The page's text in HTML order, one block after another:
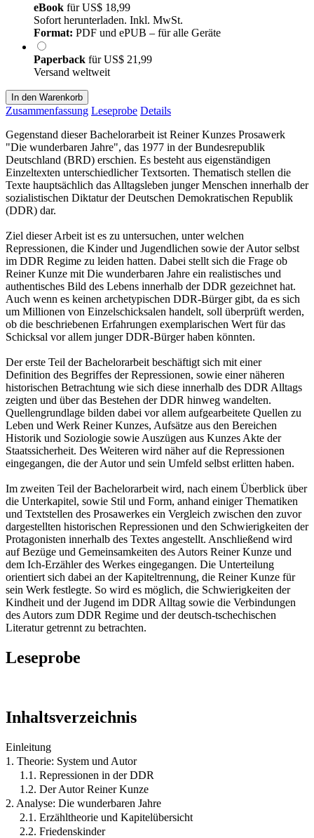
eBook fürUS$ 18,99
Sofort herunterladen. Inkl. MwSt.
Format: PDF und ePUB – für alle Geräte
Paperback fürUS$ 21,99
Versand weltweit
In den Warenkorb
Zusammenfassung Leseprobe Details
Gegenstand dieser Bachelorarbeit ist Reiner Kunzes Prosawerk
"Die wunderbaren Jahre", das 1977 in der Bundesrepublik
Deutschland (BRD) erschien. Es besteht aus eigenständigen
Einzeltexten unterschiedlicher Textsorten. Thematisch stellen die
Texte hauptsächlich das Alltagsleben junger Menschen innerhalb der
sozialistischen Diktatur der Deutschen Demokratischen Republik
(DDR) dar.
Ziel dieser Arbeit ist es zu untersuchen, unter welchen
Repressionen, die Kinder und Jugendlichen sowie der Autor selbst
im DDR Regime zu leiden hatten. Dabei stellt sich die Frage ob
Reiner Kunze mit Die wunderbaren Jahre ein realistisches und
authentisches Bild des Lebens innerhalb der DDR gezeichnet hat.
Auch wenn es keinen archetypischen DDR-Bürger gibt, da es sich
um Millionen von Einzelschicksalen handelt, soll überprüft werden,
ob die beschriebenen Erfahrungen exemplarischen Wert für das
Schicksal vor allem junger DDR-Bürger haben könnten.
Der erste Teil der Bachelorarbeit beschäftigt sich mit einer
Definition des Begriffes der Repressionen, sowie einer näheren
historischen Betrachtung wie sich diese innerhalb des DDR Alltags
zeigten und über das Bestehen der DDR hinweg wandelten.
Quellengrundlage bilden dabei vor allem aufgearbeitete Quellen zu
Leben und Werk Reiner Kunzes, Aufsätze aus den Bereichen
Historik und Soziologie sowie Auszügen aus Kunzes Akte der
Staatssicherheit. Des Weiteren wird näher auf die Repressionen
eingegangen, die der Autor und sein Umfeld selbst erlitten haben.
Im zweiten Teil der Bachelorarbeit wird, nach einem Überblick über
die Unterkapitel, sowie Stil und Form, anhand einiger Thematiken
und Textstellen des Prosawerkes ein Vergleich zwischen den zuvor
dargestellten historischen Repressionen und den Schwierigkeiten der
Protagonisten innerhalb des Textes angestellt. Anschließend wird
auf Bezüge und Gemeinsamkeiten des Autors Reiner Kunze und
dem Ich-Erzähler des Werkes eingegangen. Die Unterteilung
orientiert sich dabei an der Kapiteltrennung, die Reiner Kunze für
sein Werk festlegte. So wird es möglich, die Schwierigkeiten der
Kindheit und der Jugend im DDR Alltag sowie die Verbindungen
des Autors zum DDR Regime und der deutsch-tschechischen
Literatur getrennt zu betrachten.
Leseprobe
Inhaltsverzeichnis
Einleitung
1. Theorie: System und Autor
1.1. Repressionen in der DDR
1.2. Der Autor Reiner Kunze
2. Analyse: Die wunderbaren Jahre
2.1. Erzähltheorie und Kapitelübersicht
2.2. Friedenskinder